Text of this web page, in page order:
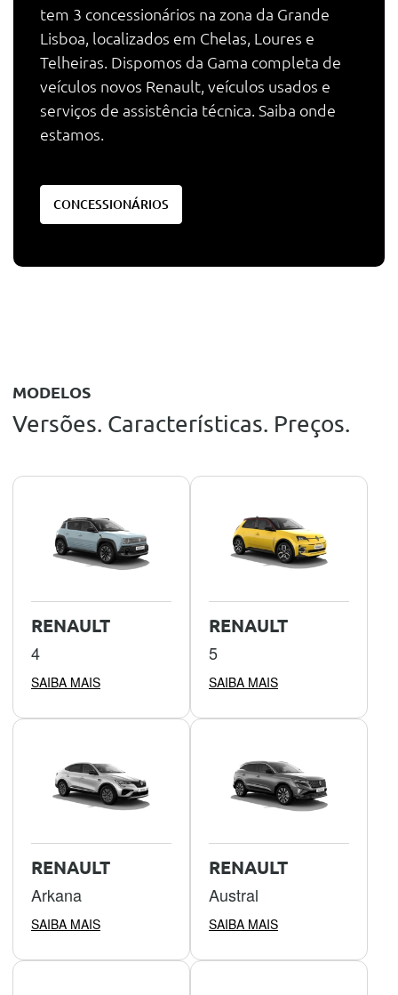
tem 3 concessionários na zona da Grande
Lisboa, localizados em Chelas, Loures e
Telheiras. Dispomos da Gama completa de
veículos novos Renault, veículos usados e
serviços de assistência técnica. Saiba onde
estamos.
CONCESSIONÁRIOS
MODELOS
Versões. Características. Preços.
RENAULT
4
SAIBA MAIS
RENAULT
5
SAIBA MAIS
RENAULT
Arkana
SAIBA MAIS
RENAULT
Austral
SAIBA MAIS